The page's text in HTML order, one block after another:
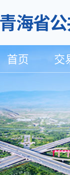
首页 交